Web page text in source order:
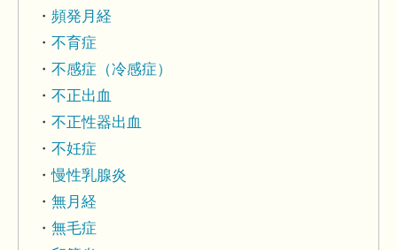
頻発月経
不育症
不感症（冷感症）
不正出血
不正性器出血
不妊症
慢性乳腺炎
無月経
無毛症